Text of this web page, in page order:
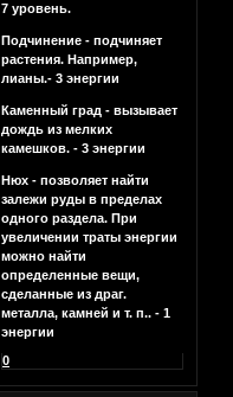
7 уровень.
Подчинение - подчиняет
растения. Например,
лианы.- 3 энергии
Каменный град - вызывает
дождь из мелких
камешков. - 3 энергии
Нюх - позволяет найти
залежи руды в пределах
одного раздела. При
увеличении траты энергии
можно найти
определенные вещи,
сделанные из драг.
металла, камней и т. п.. - 1
энергии
0